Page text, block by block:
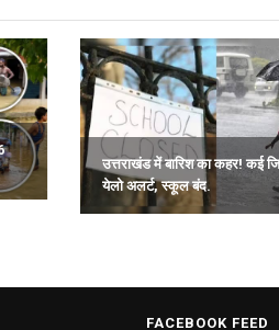
उत्तराखंड में बारिश का कहर! कई
येलो अलर्ट, स्कूल बंद.
FACEBOOK FEED